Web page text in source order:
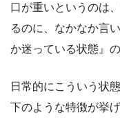
口が重いというのは
るのに、なかなか言
か迷っている状態』の
日常的にこういう状
下のような特徴が挙げ